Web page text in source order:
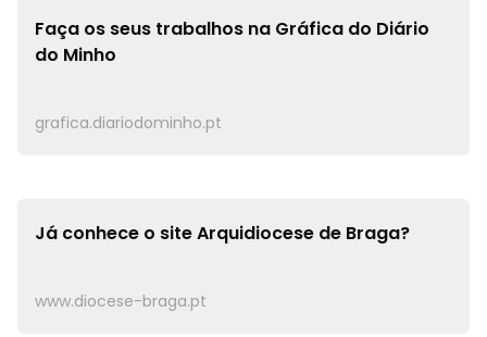
Faça os seus trabalhos na Gráfica do Diário
do Minho
grafica.diariodominho.pt
Já conhece o siteArquidiocese de Braga?
www.diocese-braga.pt